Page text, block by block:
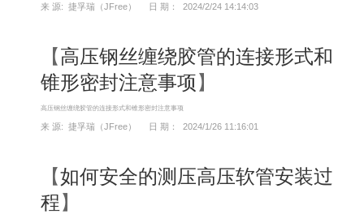
来 源: 捷孚瑞（JFree） 日 期： 2024/2/24 14:14:03
【高压钢丝缠绕胶管的连接形式和
锥形密封注意事项】
高压钢丝缠绕胶管的连接形式和锥形密封注意事项
来 源: 捷孚瑞（JFree） 日 期： 2024/1/26 11:16:01
【如何安全的测压高压软管安装过
程】